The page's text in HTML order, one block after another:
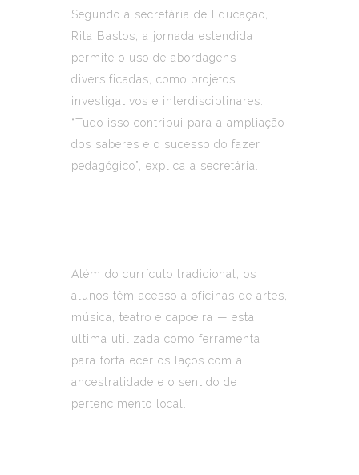
Segundo a secretária de Educação,
Rita Bastos, a jornada estendida
permite o uso de abordagens
diversificadas, como projetos
investigativos e interdisciplinares.
“Tudo isso contribui para a ampliação
dos saberes e o sucesso do fazer
pedagógico”, explica a secretária.
Além do currículo tradicional, os
alunos têm acesso a oficinas de artes,
música, teatro e capoeira — esta
última utilizada como ferramenta
para fortalecer os laços com a
ancestralidade e o sentido de
pertencimento local.